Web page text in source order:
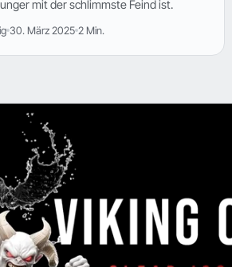
mit der schlimmste Feind ist.
30. März 2025 2 Min.